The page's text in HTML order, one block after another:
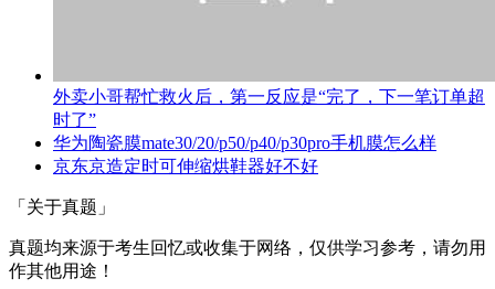
外卖小哥帮忙救火后，第一反应是“完了，下一笔订单超
时了”
华为陶瓷膜mate30/20/p50/p40/p30pro手机膜怎么样
京东京造定时可伸缩烘鞋器好不好
「关于真题」
真题均来源于考生回忆或收集于网络，仅供学习参考，请勿用
作其他用途！